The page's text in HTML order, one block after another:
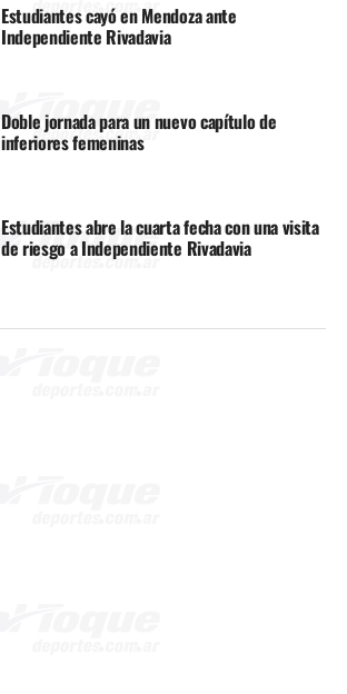
Estudiantes cayó en Mendoza ante
Independiente Rivadavia
Doble jornada para un nuevo capítulo de
inferiores femeninas
Estudiantes abre la cuarta fecha con una visita
de riesgo a Independiente Rivadavia